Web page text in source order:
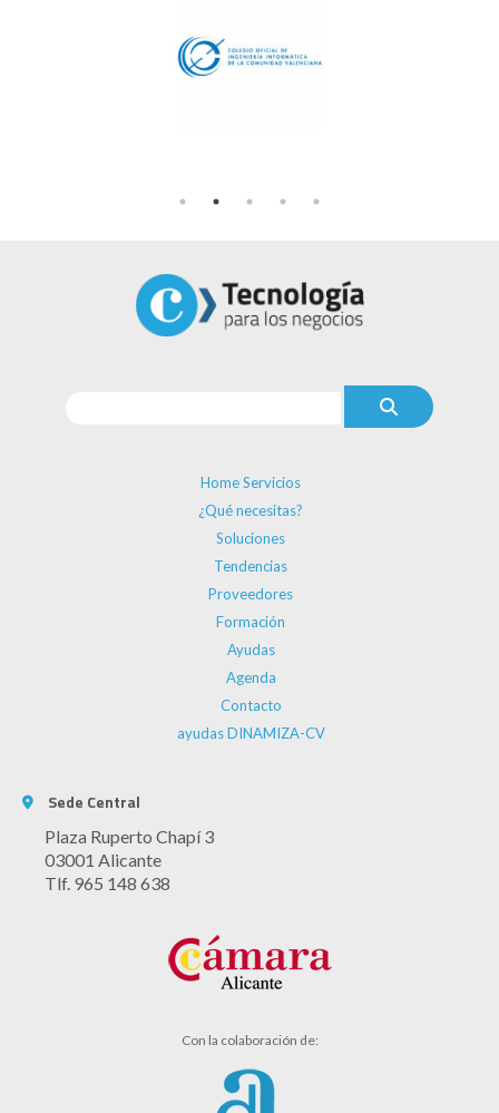
Home Servicios
¿Qué necesitas?
Soluciones
Tendencias
Proveedores
Formación
Ayudas
Agenda
Contacto
ayudas DINAMIZA-CV
Sede Central
Plaza Ruperto Chapí 3
03001 Alicante
Tlf. 965 148 638
Con la colaboración de: